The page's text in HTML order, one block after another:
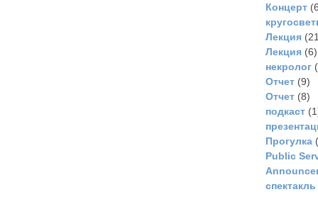
Концерт
Лекция
Лекция (6)
некролог
Отчет (9)
Отчет (8)
подкаст
Прогулка
Рublic
спектакль